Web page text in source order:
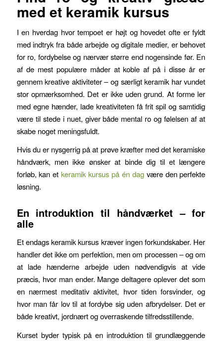
med et keramik kursus
I en hverdag hvor tempoet er højt og hovedet ofte er fyldt
med indtryk fra både arbejde og digitale medier, er behovet
for ro, fordybelse og nærvær større end nogensinde før. En
af de mest populære måder at koble af på i disse år er
gennem kreative aktiviteter – og særligt keramik har vundet
stor opmærksomhed. Det er ikke uden grund. At forme ler
med egne hænder, lade kreativiteten få frit spil og samtidig
være til stede i nuet, giver både mental ro og følelsen af at
skabe noget meningsfuldt.
Hvis du er nysgerrig på at prøve kræfter med det keramiske
håndværk, men ikke ønsker at binde dig til et længere
forløb, kan etkeramik kursus på én dagvære den perfekte
løsning.
En introduktion til håndværket – for
alle
Et endags keramik kursus kræver ingen forkundskaber. Her
handler det ikke om perfektion, men om processen – og om
at lade hænderne arbejde uden nødvendigvis at vide
præcis, hvor man ender. Mange deltagere oplever det som
en nærmest meditativ aktivitet, hvor tiden forsvinder, og
hvor man får lov til at fordybe sig uden afbrydelser. Det er
både kreativt, jordnært og overraskende tilfredsstillende.
Kurset byder typisk på en introduktion til grundlæggende